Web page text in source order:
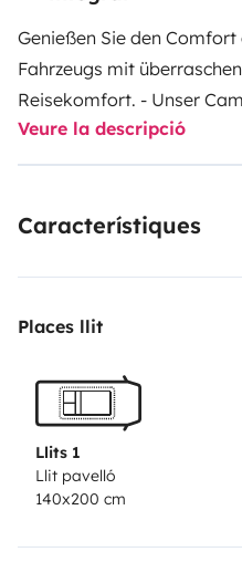
Genießen Sie den
Fahrzeugs mit
Reisekomfort. - Unser
vermietet: Inkl. Geschirr
2 Vollwertige Betten:
x200cm. Ausgestattet mit
riesigen Heckgarage.
ÜBERGABE,
TOILETTENPAPIER, EINE
SOWIE DIE
Veure la descripció
Característiques
Places llit
Llits 1
Llit pavelló
140x200 cm